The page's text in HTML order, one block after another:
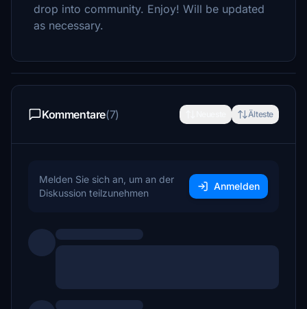
drop into community. Enjoy! Will be updated
as necessary.
Kommentare(7) Älteste
Melden Sie sich an, um an der
Diskussion teilzunehmen
Anmelden